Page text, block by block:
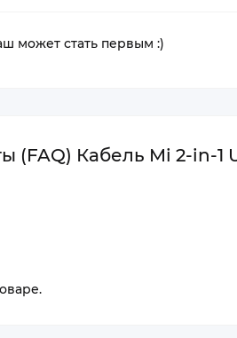
может стать первым :)
(FAQ) Кабель Mi 2-in-1